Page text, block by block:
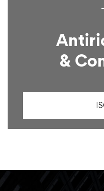
&